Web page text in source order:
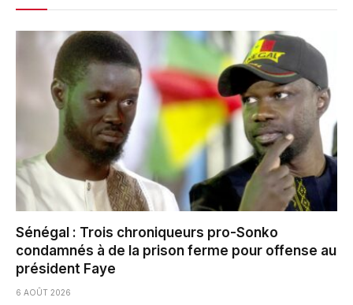
Sénégal : Trois chroniqueurs pro-Sonko
condamnés à de la prison ferme pour offense au
président Faye
6 AOÛT 2026